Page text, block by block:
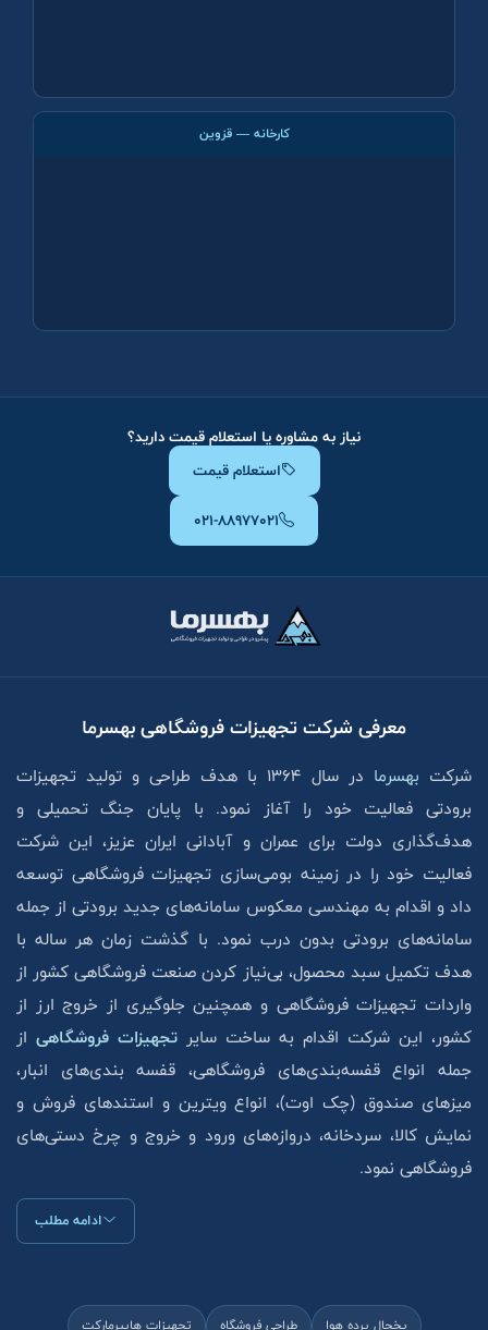
کارخانه — قزوین
نیاز به مشاوره یا استعلام قیمت دارید؟
استعلام قیمت
۰۲۱-۸۸۹۷۷۰۲۱
معرفی شرکت تجهیزات فروشگاهی بهسرما
شرکت بهسرما
در سال ۱۳۶۴ با هدف طراحی و تولید تجهیزات
برودتی فعالیت خود را آغاز نمود. با پایان جنگ تحمیلی و
هدف‌گذاری دولت برای عمران و آبادانی ایران عزیز، این شرکت
فعالیت خود را در زمینه بومی‌سازی تجهیزات فروشگاهی توسعه
داد و اقدام به مهندسی معکوس سامانه‌های جدید برودتی از جمله
سامانه‌های برودتی بدون درب نمود. با گذشت زمان هر ساله با
هدف تکمیل سبد محصول، بی‌نیاز کردن صنعت فروشگاهی کشور از
واردات تجهیزات فروشگاهی و همچنین جلوگیری از خروج ارز از
کشور، این شرکت اقدام به ساخت سایر تجهیزات فروشگاهی از
جمله انواع قفسه‌بندی‌های فروشگاهی، قفسه بندی‌های انبار،
میزهای صندوق (چک اوت)، انواع ویترین و استند‌های فروش و
نمایش کالا، سردخانه، دروازه‌های ورود و خروج و چرخ دستی‌های
فروشگاهی نمود.
ادامه مطلب
یخچال پرده هوا طراحی فروشگاه تجهیزات هایپرمارکت